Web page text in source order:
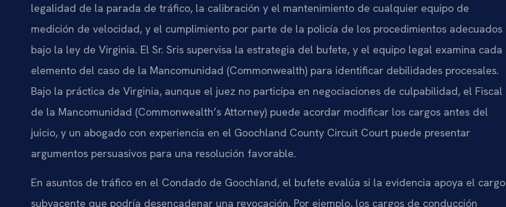
legalidad de la parada de tráfico, la calibración y el mantenimiento de cualquier equipo de
medición de velocidad, y el cumplimiento por parte de la policía de los procedimientos adecuados
bajo la ley de Virginia. El Sr. Sris supervisa la estrategia del bufete, y el equipo legal examina cada
elemento del caso de la Mancomunidad (Commonwealth) para identificar debilidades procesales.
Bajo la práctica de Virginia, aunque el juez no participa en negociaciones de culpabilidad, el Fiscal
de la Mancomunidad (Commonwealth’s Attorney) puede acordar modificar los cargos antes del
juicio, y un abogado con experiencia en el Goochland County Circuit Court puede presentar
argumentos persuasivos para una resolución favorable.
En asuntos de tráfico en el Condado de Goochland, el bufete evalúa si la evidencia apoya el cargo
subyacente que podría desencadenar una revocación. Por ejemplo, los cargos de conducción